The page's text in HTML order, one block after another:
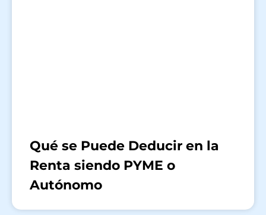
Qué se Puede Deducir en la
Renta siendo PYME o
Autónomo